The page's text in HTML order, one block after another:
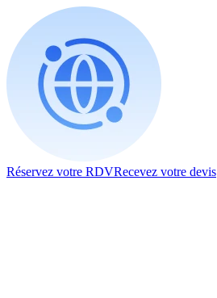
Réservez votre RDVRecevez votre devis